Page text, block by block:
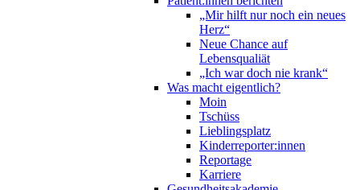
„Mir hilft nur noch ein neues
Herz“
Neue Chance auf
Lebensqualiät
„Ich war doch nie krank“
Was macht eigentlich?
Moin
Tschüss
Lieblingsplatz
Kinderreporter:innen
Reportage
Karriere